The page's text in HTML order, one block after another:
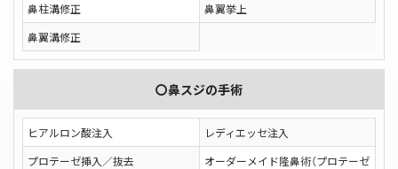
鼻柱溝修正
鼻翼挙上
鼻翼溝修正
〇鼻スジの手術
ヒアルロン酸注入
レディエッセ注入
プロテーゼ挿入／抜去
オーダーメイド隆鼻術（プロテーゼ